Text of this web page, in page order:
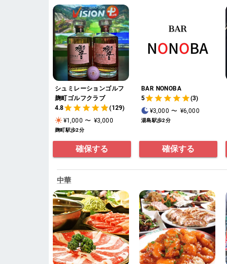
シュミレーションゴルフ
麹町ゴルフクラブ
4.8
(129)
¥1,000 〜 ¥3,000
麹町駅歩2分
確保する
BAR NONOBA
5
(3)
¥3,000 〜 ¥6,000
湯島駅歩2分
確保する
中華